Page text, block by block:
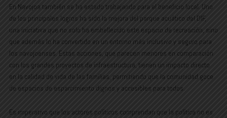
En Navojoa también se ha estado trabajando para el beneficio local. Uno
de los principales logros ha sido la mejora del parque acuático del DIF,
una iniciativa que no solo ha embellecido este espacio de recreación, sino
que además lo ha convertido en un entorno más inclusivo y seguro para
los navojoenses. Estas acciones, que parecen menores en comparación
con los grandes proyectos de infraestructura, tienen un impacto directo
en la calidad de vida de las familias, permitiendo que la comunidad goce
de espacios de esparcimiento dignos y accesibles para todos.
Es imperativo que los actores políticos comprendan que la política no es